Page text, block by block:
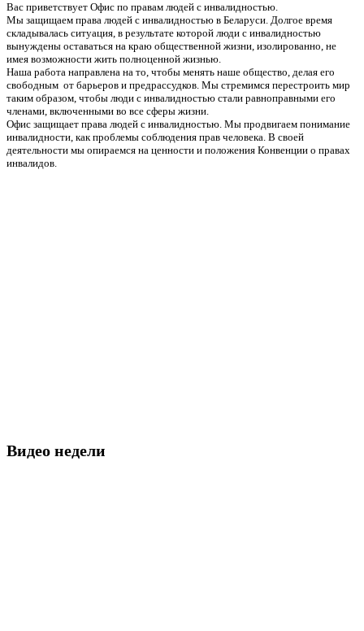
Вас приветствует Офис по правам людей с инвалидностью.
Мы защищаем права людей с инвалидностью в Беларуси. Долгое время
складывалась ситуация, в результате которой люди с инвалидностью
вынуждены оставаться на краю общественной жизни, изолированно, не
имея возможности жить полноценной жизнью.
Наша работа направлена на то, чтобы менять наше общество, делая его
свободным от барьеров и предрассудков. Мы стремимся перестроить мир
таким образом, чтобы люди с инвалидностью стали равноправными его
членами, включенными во все сферы жизни.
Офис защищает права людей с инвалидностью. Мы продвигаем понимание
инвалидности, как проблемы соблюдения прав человека. В своей
деятельности мы опираемся на ценности и положения Конвенции о правах
инвалидов.
Видео недели